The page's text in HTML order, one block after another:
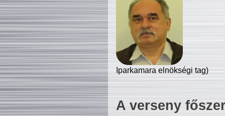
Iparkamara elnökségi tag)
A verseny